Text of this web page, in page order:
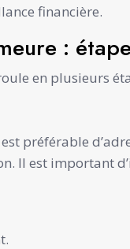
financière.
:
en plusieurs
préférable
Il est important